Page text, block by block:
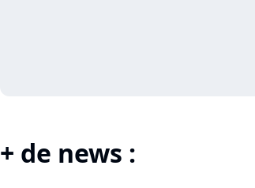
+ de news :